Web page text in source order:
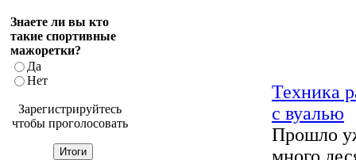
Техника
с вуалью
Прошло
Знаете ли вы кто
такие спортивные
мажоретки?
Да
Нет
Зарегистрируйтесь
чтобы проголосовать